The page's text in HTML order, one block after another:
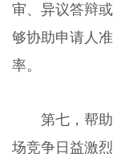
审、异议答辩
够协助申请人
率。
第七，帮
场竞争日益激